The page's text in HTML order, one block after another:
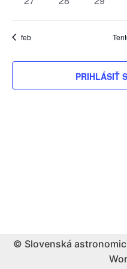
feb
PRIHLÁSIŤ
© Slovenská